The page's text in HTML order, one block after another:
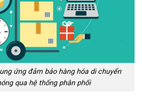
ứng đảm bảo hàng hóa di chuyển
qua hệ thống phân phối